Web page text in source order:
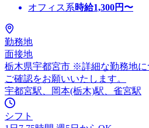
オフィス系時給1,300円〜
勤務地
面接地
栃木県宇都宮市 ※詳細な勤務地に
ご確認をお願いいたします。
宇都宮駅、岡本(栃木)駅、雀宮駅
シフト